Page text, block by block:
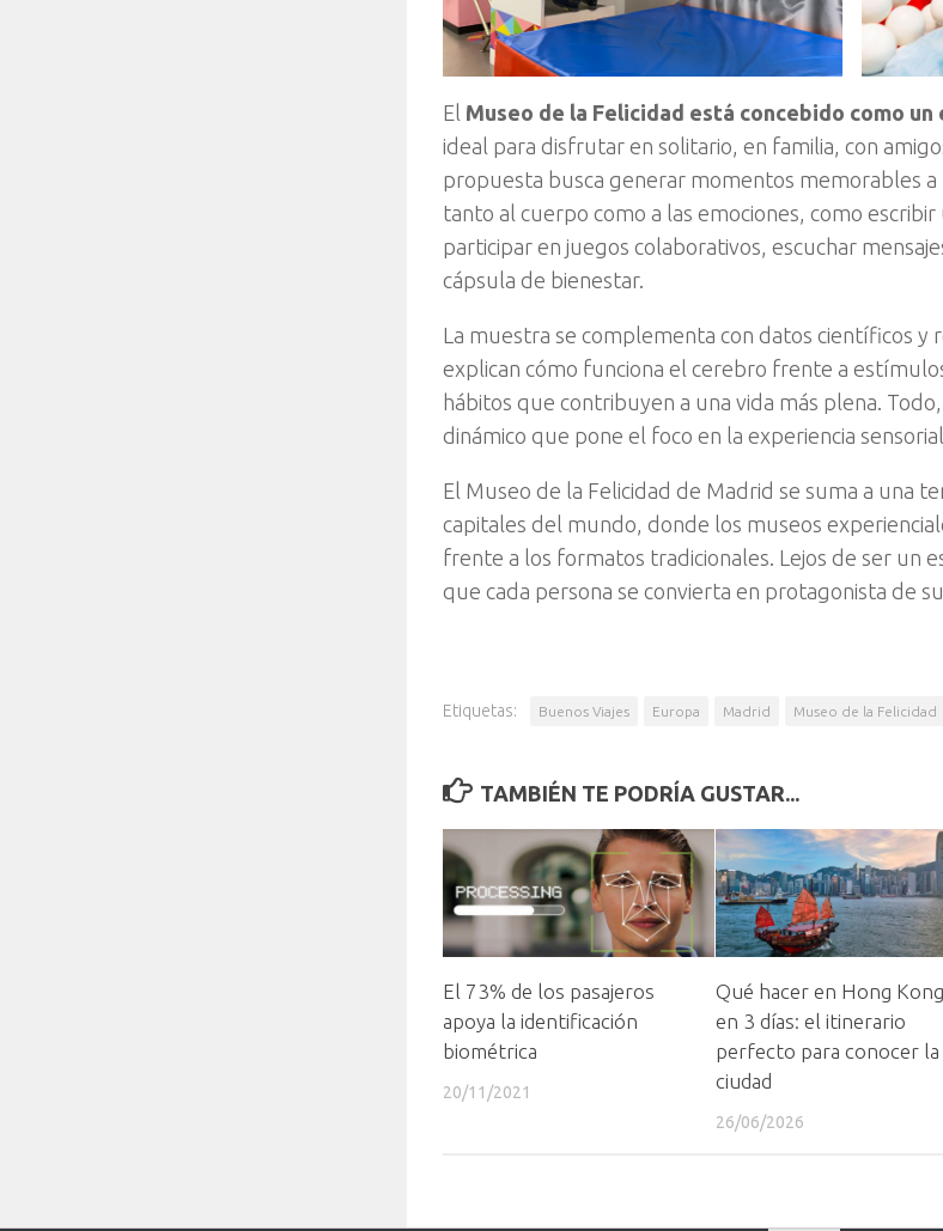
El Museo de la Felicidad está concebido como
ideal para disfrutar en solitario, en familia, con
propuesta busca generar momentos memorables
tanto al cuerpo como a las emociones, como
participar en juegos colaborativos, escuchar
cápsula de bienestar.
La muestra se complementa con datos científicos y
explican cómo funciona el cerebro frente a
hábitos que contribuyen a una vida más plena.
dinámico que pone el foco en la experiencia
El Museo de la Felicidad de Madrid se suma a una
capitales del mundo, donde los museos
frente a los formatos tradicionales. Lejos de ser un
que cada persona se convierta en protagonista de
Etiquetas: Buenos Viajes Europa Madrid Museo de la Felicidad
TAMBIÉN TE PODRÍA GUSTAR...
El 73% de los pasajeros
apoya la identificación
biométrica
20/11/2021
Qué hacer en Hong Kong
en 3 días: el itinerario
perfecto para conocer la
ciudad
26/06/2026